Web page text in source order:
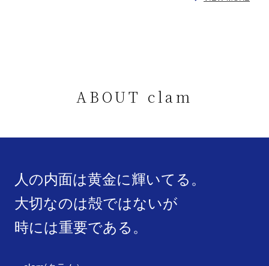
ABOUT clam
人の内面は黄金に輝いてる。
大切なのは殻ではないが
時には重要である。